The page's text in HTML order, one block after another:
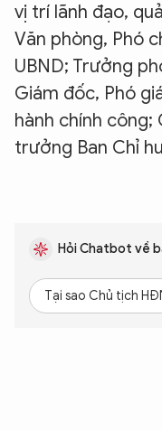
vị trí lãnh đạo,
Văn phòng, Phó
UBND; Trưởng
Giám đốc, Phó
hành chính công;
trưởng Ban Chỉ
Hỏi Chatbot về
Tại sao Chủ tịch